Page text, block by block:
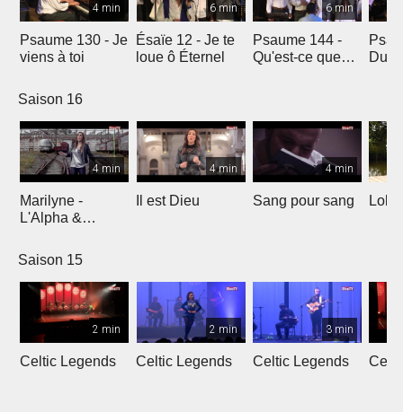
4 min
Psaume 130 - Je
viens à toi
6 min
Ésaïe 12 - Je te
loue ô Éternel
6 min
Psaume 144 -
Qu'est-ce que
Du
Saison 16
4 min
Marilyne -
L'Alpha &
4 min
Il est Dieu
4 min
Sang pour sang Lola
Saison 15
2 min
Celtic Legends
2 min
Celtic Legends
3 min
Celtic Legends